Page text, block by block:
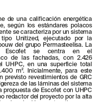
de una calificación energética
según los estándares polacos
se caracteriza por un sistema
Unitized, ejecutado por la
del grupo Permasteelisa. La
Escofet se centra en el
de las fachadas, con 2.426
UHPC, en una superficie total
m². Inicialmente, para este
previsto revestimientos de GRC
de las láminas del sistema
propuesta de Escofet con UHPC
redactor del proyecto por la alta
RRSS